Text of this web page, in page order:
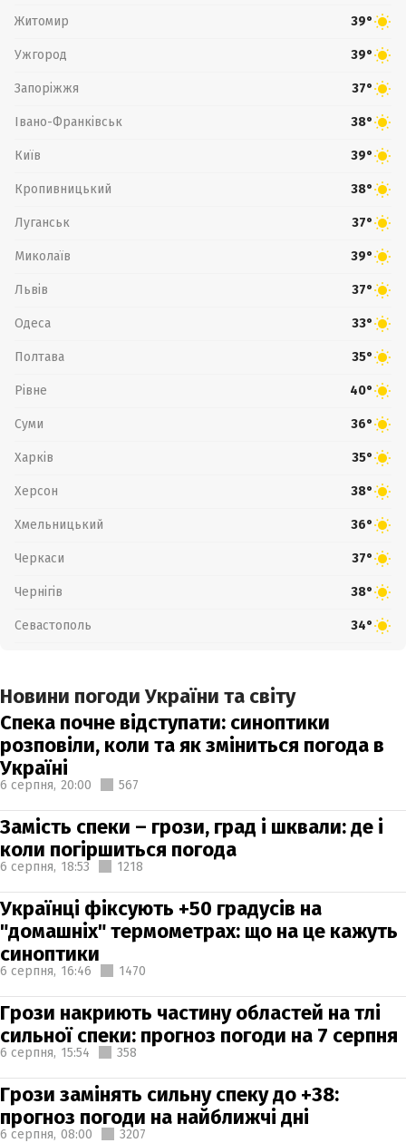
Житомир 39°
Ужгород 39°
Запоріжжя 37°
Івано-Франківськ 38°
Київ 39°
Кропивницький 38°
Луганськ 37°
Миколаїв 39°
Львів 37°
Одеса 33°
Полтава 35°
Рівне 40°
Суми 36°
Харків 35°
Херсон 38°
Хмельницький 36°
Черкаси 37°
Чернігів 38°
Севастополь 34°
Новини погоди України та світу
Спека почне відступати: синоптики
розповіли, коли та як зміниться погода в
Україні
6 серпня, 20:00 567
Замість спеки – грози, град і шквали: де і
коли погіршиться погода
6 серпня, 18:53 1218
Українці фіксують +50 градусів на
"домашніх" термометрах: що на це кажуть
синоптики
6 серпня, 16:46 1470
Грози накриють частину областей на тлі
сильної спеки: прогноз погоди на 7 серпня
6 серпня, 15:54 358
Грози замінять сильну спеку до +38:
прогноз погоди на найближчі дні
6 серпня, 08:00 3207